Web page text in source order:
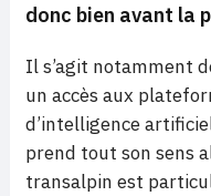
donc bien avant la
Il s’agit notamment
un accès aux
d’intelligence
prend tout son sens
transalpin est